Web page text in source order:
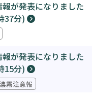
が発表になりました
37分)
が発表になりました
15分)
濃霧注意報